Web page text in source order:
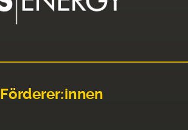
Förderer:innen